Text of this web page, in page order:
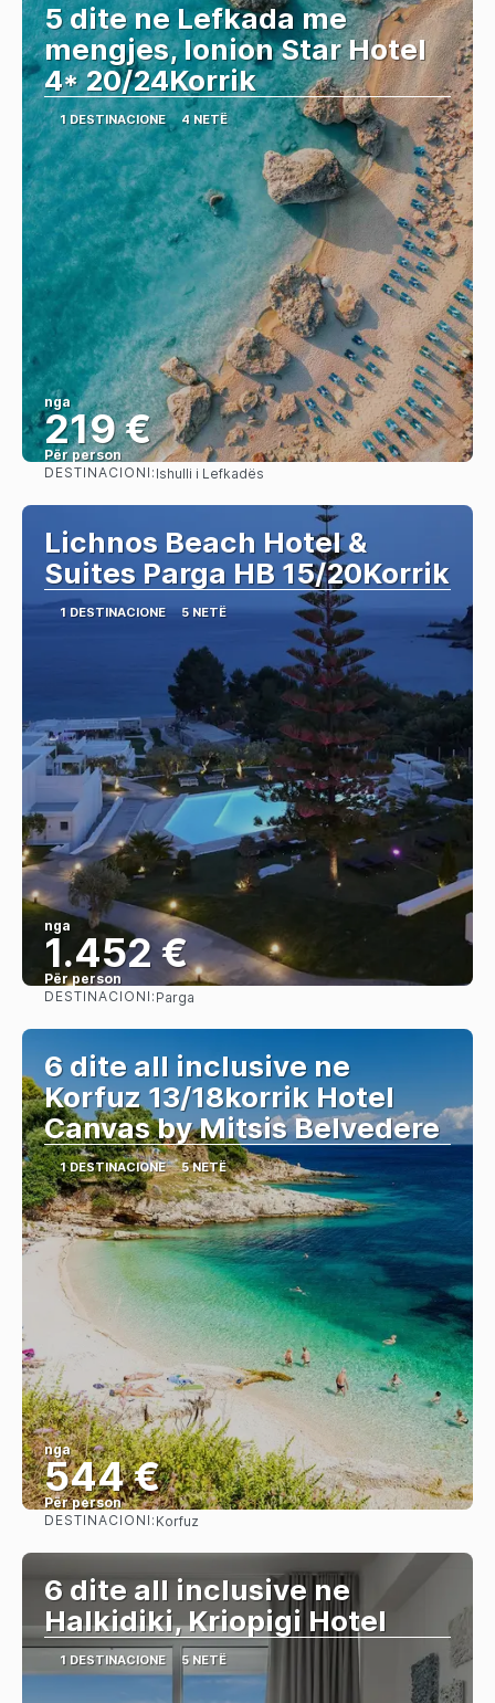
5 dite ne Lefkada me
mengjes, Ionion Star Hotel
4* 20/24Korrik
1 DESTINACIONE 4 NETË
nga
219 €
Për person
Shihni
DESTINACIONI: Ishulli i Lefkadës
Lichnos Beach Hotel &
Suites Parga HB 15/20Korrik
1 DESTINACIONE 5 NETË
nga
1.452 €
Për person
DESTINACIONI: Parga
6 dite all inclusive ne
Korfuz 13/18korrik Hotel
Canvas by Mitsis Belvedere
1 DESTINACIONE 5 NETË
nga
544 €
Për person
DESTINACIONI: Korfuz
6 dite all inclusive ne
Halkidiki, Kriopigi Hotel
1 DESTINACIONE 5 NETË